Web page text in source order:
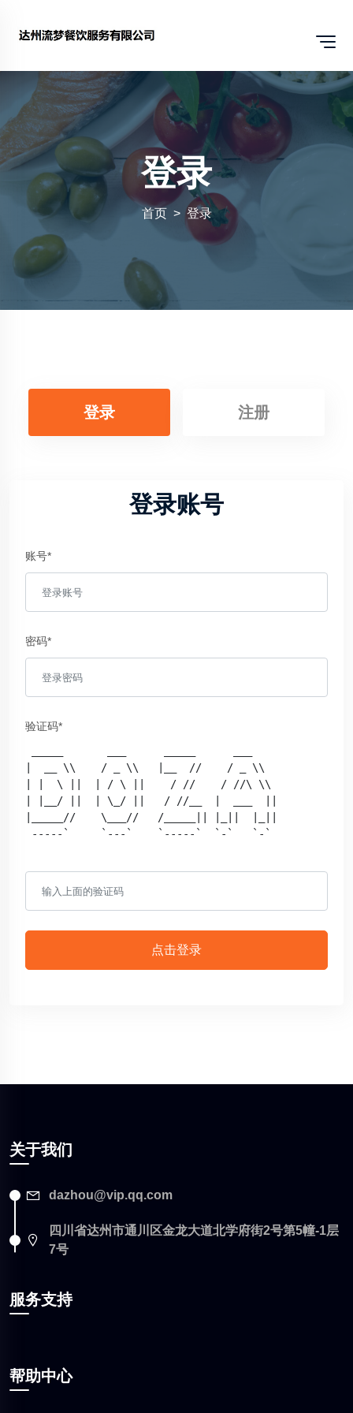
登录
首页 登录
登录 注册
登录账号
账号*
密码*
验证码*
|  __ \\    / _ \\   |__  //    / _ \\
| |  \ ||  | / \ ||    / //    / //\ \\
| |__/ ||  | \_/ ||   / //__  |  ___  ||
|_____//    \___//   /_____|| |_||  |_||
-----`     `---`    `-----`  `-`   `-`
点击登录
关于我们
dazhou@vip.qq.com
四川省达州市通川区金龙大道北学府街2号第5幢-1层
7号
服务支持
帮助中心